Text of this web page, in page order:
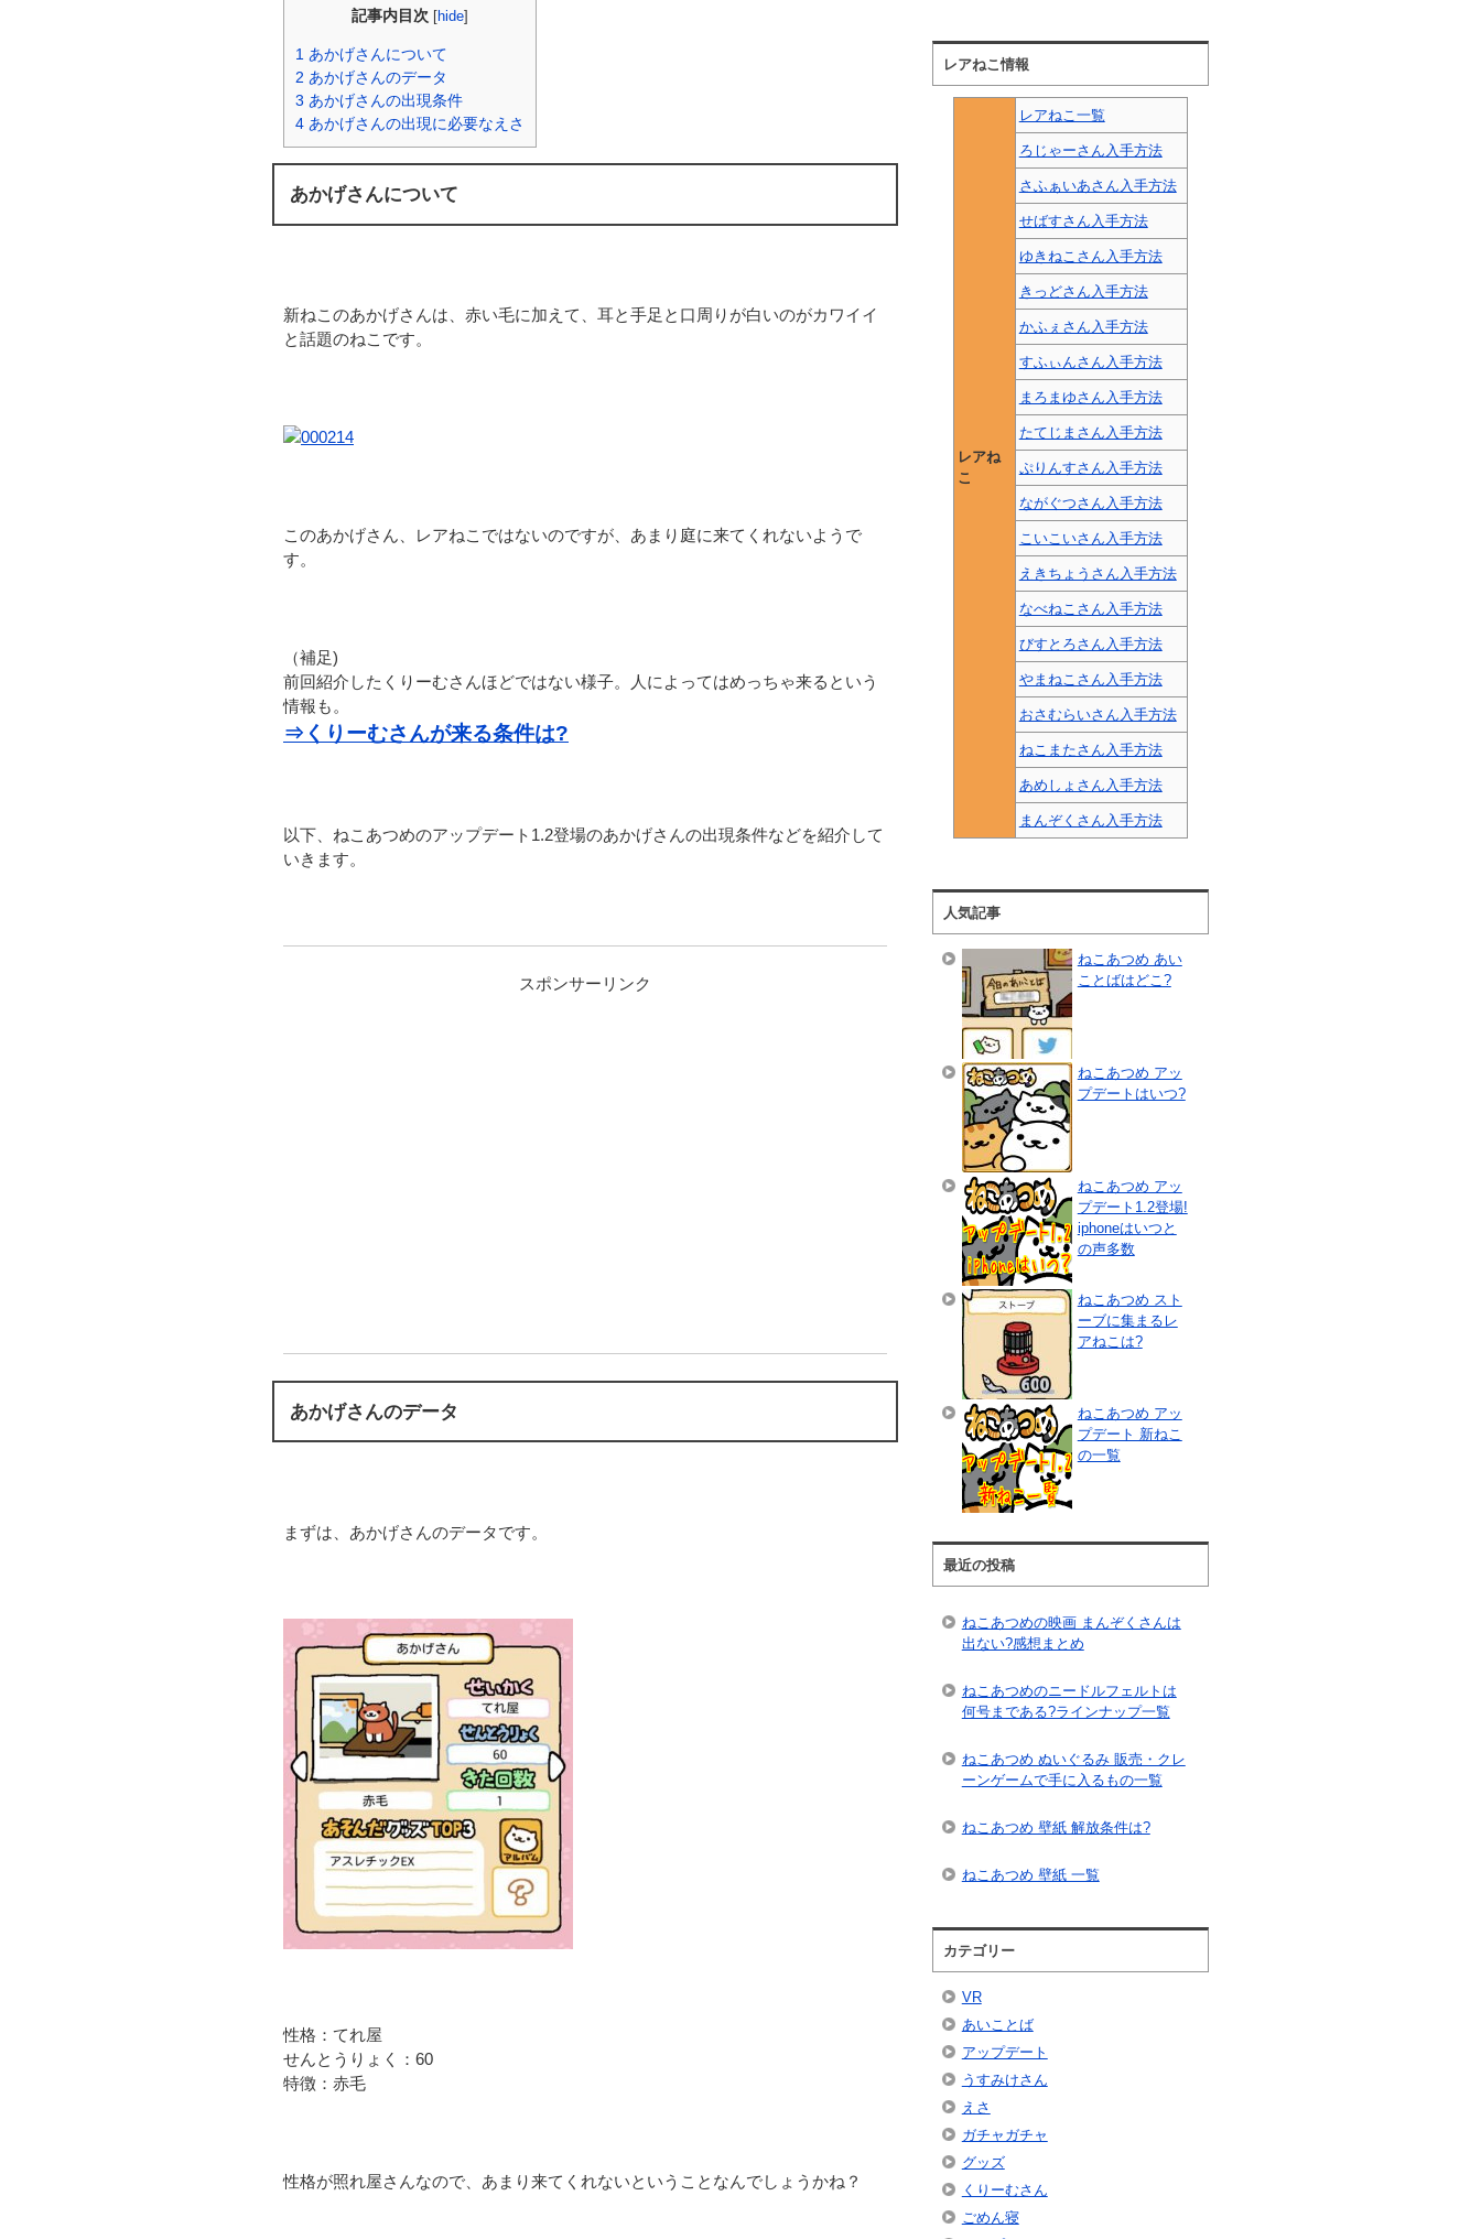
記事内目次 [hide]
1 あかげさんについて
2 あかげさんのデータ
3 あかげさんの出現条件
4 あかげさんの出現に必要なえさ
あかげさんについて
新ねこのあかげさんは、赤い毛に加えて、耳と手足と口周りが白いのがカワイイ
と話題のねこです。
このあかげさん、レアねこではないのですが、あまり庭に来てくれないようで
す。
（補足)
前回紹介したくりーむさんほどではない様子。人によってはめっちゃ来るという
情報も。
⇒くりーむさんが来る条件は?
以下、ねこあつめのアップデート1.2登場のあかげさんの出現条件などを紹介して
いきます。
スポンサーリンク
あかげさんのデータ
まずは、あかげさんのデータです。
性格：てれ屋
せんとうりょく：60
特徴：赤毛
性格が照れ屋さんなので、あまり来てくれないということなんでしょうかね？
レアねこ情報
レアね
こ
レアねこ一覧
ろじゃーさん入手方法
さふぁいあさん入手方法
せばすさん入手方法
ゆきねこさん入手方法
きっどさん入手方法
かふぇさん入手方法
すふぃんさん入手方法
まろまゆさん入手方法
たてじまさん入手方法
ぷりんすさん入手方法
ながぐつさん入手方法
こいこいさん入手方法
えきちょうさん入手方法
なべねこさん入手方法
びすとろさん入手方法
やまねこさん入手方法
おさむらいさん入手方法
ねこまたさん入手方法
あめしょさん入手方法
まんぞくさん入手方法
人気記事
ねこあつめ あい
ことばはどこ?
ねこあつめ アッ
プデートはいつ?
ねこあつめ アッ
プデート1.2登場!
iphoneはいつと
の声多数
ねこあつめ スト
ーブに集まるレ
アねこは?
ねこあつめ アッ
プデート 新ねこ
の一覧
最近の投稿
ねこあつめの映画 まんぞくさんは
出ない?感想まとめ
ねこあつめのニードルフェルトは
何号まである?ラインナップ一覧
ねこあつめ ぬいぐるみ 販売・クレ
ーンゲームで手に入るもの一覧
ねこあつめ 壁紙 解放条件は?
ねこあつめ 壁紙 一覧
カテゴリー
VR
あいことば
アップデート
うすみけさん
えさ
ガチャガチャ
グッズ
くりーむさん
ごめん寝